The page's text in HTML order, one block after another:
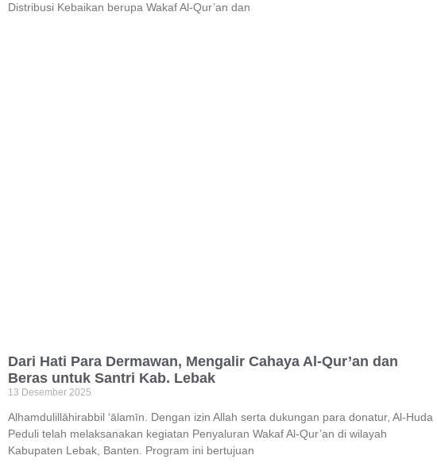
Distribusi Kebaikan berupa Wakaf Al-Qur’an dan
Dari Hati Para Dermawan, Mengalir Cahaya Al-Qur’an dan
Beras untuk Santri Kab. Lebak
13 Desember 2025
Alhamdulillāhirabbil ‘ālamīn. Dengan izin Allah serta dukungan para donatur, Al-Huda
Peduli telah melaksanakan kegiatan Penyaluran Wakaf Al-Qur’an di wilayah
Kabupaten Lebak, Banten. Program ini bertujuan